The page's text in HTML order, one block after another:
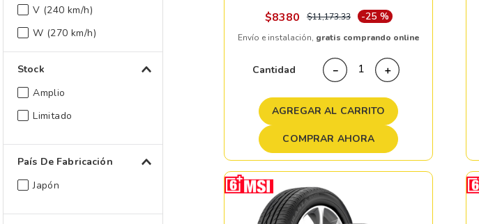
País De Fabricación
Japón
V (240 km/h)
W (270 km/h)
Stock
Amplio
Limitado
$8380 $11,173.33 -25 %
Envío e instalación, gratis comprando online
Cantidad ＋
－
AGREGAR AL CARRITO
COMPRAR AHORA